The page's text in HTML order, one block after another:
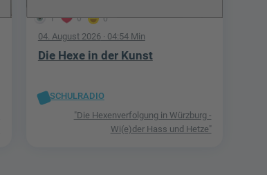
1 0 0
04. August 2026· 04:54 Min
Die Hexe in der Kunst
SCHULRADIO
"Die Hexenverfolgung in Würzburg -
Wi(e)der Hass und Hetze"